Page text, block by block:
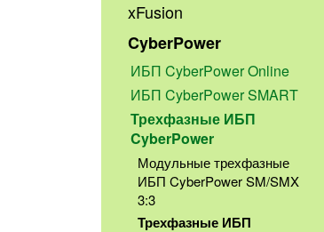
xFusion
CyberPower
ИБП CyberPower Online
ИБП CyberPower SMART
Трехфазные ИБП
CyberPower
Модульные трехфазные
ИБП CyberPower SM/SMX
3:3
Трехфазные ИБП